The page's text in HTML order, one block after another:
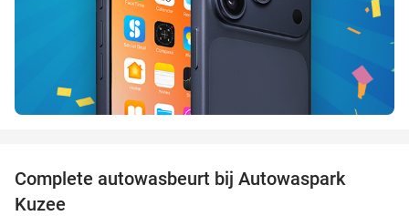
Complete autowasbeurt bij Autowaspark
Kuzee